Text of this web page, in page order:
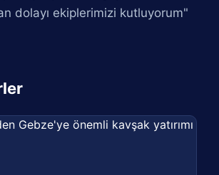
dolayı ekiplerimizi kutluyorum"